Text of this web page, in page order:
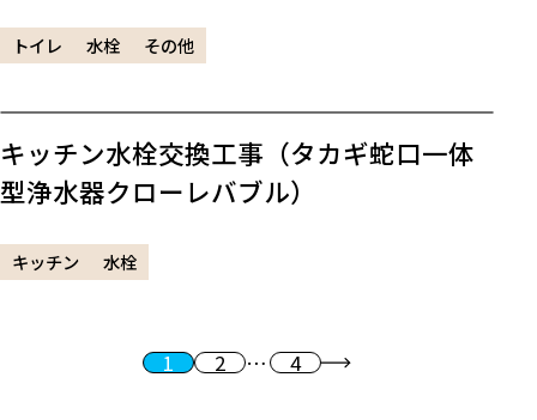
トイレ 水栓 その他
キッチン水栓交換工事（タカギ蛇口一体
型浄水器クローレバブル）
キッチン 水栓
投稿のページ送り1 2 … 4 次へ